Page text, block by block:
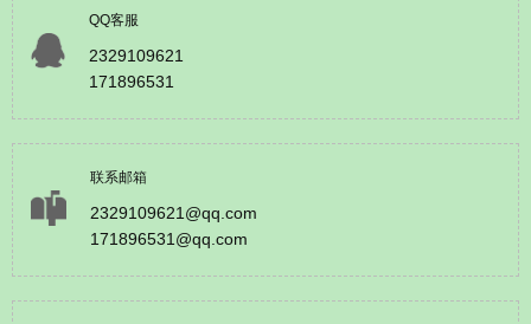
QQ客服
2329109621
171896531
联系邮箱
2329109621@qq.com
171896531@qq.com